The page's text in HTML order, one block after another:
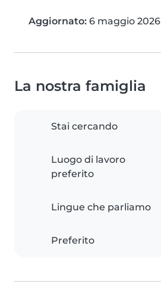
Aggiornato: 6 maggio 2026
La nostra famiglia
Stai cercando
Luogo di lavoro
preferito
Lingue che parliamo
Preferito